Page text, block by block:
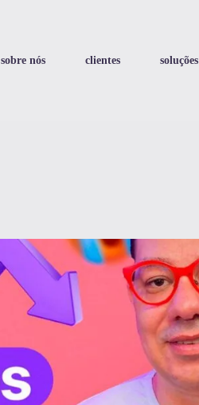
sobre nós clientes soluções